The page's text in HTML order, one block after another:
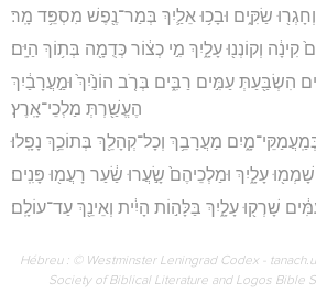
שַׂקִּ֑ים וּבָכ֥וּ אֵלַ֛יִךְ בְּמַר־נֶ֖פֶשׁ מִסְפֵּ֥ד מָֽר׃
קִינָ֔ה וְקוֹנְנ֖וּ עָלָ֑יִךְ מִ֣י כְצ֔וֹר כְּדֻמָ֖ה בְּת֥וֹךְ הַיָּֽם׃
הִשְׂבַּ֖עַתְּ עַמִּ֣ים רַבִּ֑ים בְּרֹ֤ב הוֹנַ֙יִךְ֙ וּמַ֣עֲרָבַ֔יִךְ
הֶעֱשַׁ֖רְתְּ מַלְכֵי־אָֽרֶץ׃
מַעֲרָבֵ֥ךְ וְכָל־קְהָלֵ֖ךְ בְּתוֹכֵ֥ךְ נָפָֽלוּ׃
עָלָ֑יִךְ וּמַלְכֵיהֶם֙ שָׂ֣עֲרוּ שַׂ֔עַר רָעֲמ֖וּ פָּנִֽים׃
שָׁרְק֖וּ עָלָ֑יִךְ בַּלָּה֣וֹת הָיִ֔ית וְאֵינֵ֖ךְ עַד־עוֹלָֽם׃
Hébreu : © Westminster Leningrad Codex -
Society of Biblical Literature and Logos Bible